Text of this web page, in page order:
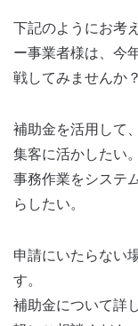
下記のようにお考
ー事業者様は、今
戦してみませんか？
補助金を活用して
集客に活かしたい。
事務作業をシステ
らしたい。
申請にいたらない
す。
補助金について詳